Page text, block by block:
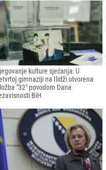
kulture sjećanja: U
gimnaziji na Ilidži otvorena
"32" povodom Dana
BiH